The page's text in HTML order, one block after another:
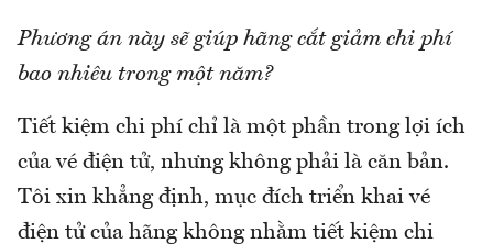
Phương án này sẽ giúp hãng cắt giảm chi phí
bao nhiêu trong một năm?
Tiết kiệm chi phí chỉ là một phần trong lợi ích
của vé điện tử, nhưng không phải là căn bản.
Tôi xin khẳng định, mục đích triển khai vé
điện tử của hãng không nhằm tiết kiệm chi